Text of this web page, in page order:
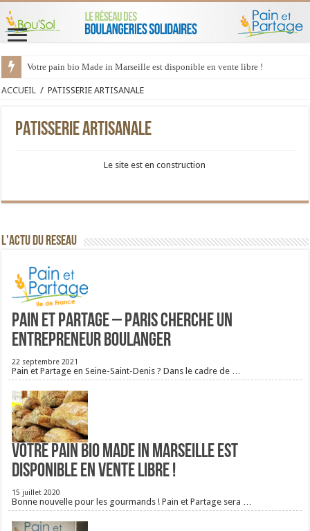
Votre pain bio Made in Marseille est disponible en vente libre !
ACCUEIL / PATISSERIE ARTISANALE
PATISSERIE ARTISANALE
Le site est en construction
L'ACTU DU RESEAU
Pain et Partage – Paris cherche un
entrepreneur boulanger
22 septembre 2021
Pain et Partage en Seine-Saint-Denis ? Dans le cadre de …
Votre pain bio Made in Marseille est
disponible en vente libre !
15 juillet 2020
Bonne nouvelle pour les gourmands ! Pain et Partage sera …